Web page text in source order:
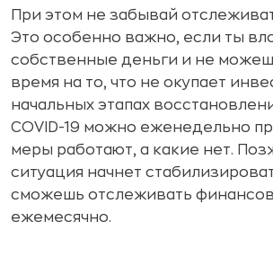
При этом не забывай
Это особенно важно, если ты
собственные деньги и не
время на то, что не окупает
начальных этапах
COVID-19 можно еженедельно
меры работают, а какие нет.
ситуация начнет
сможешь отслеживать
ежемесячно.